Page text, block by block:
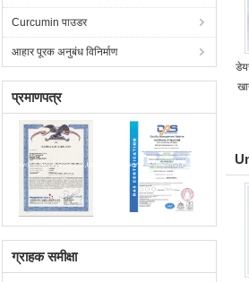
Curcumin पाउडर
आहार पूरक अनुबंध विनिर्माण
प्रमाणपत्र
ग्राहक समीक्षा